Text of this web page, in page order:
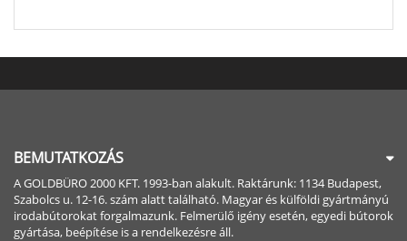
BEMUTATKOZÁS
A GOLDBÜRO 2000 KFT. 1993-ban alakult. Raktárunk: 1134 Budapest,
Szabolcs u. 12-16. szám alatt található. Magyar és külföldi gyártmányú
irodabútorokat forgalmazunk. Felmerülő igény esetén, egyedi bútorok
gyártása, beépítése is a rendelkezésre áll.